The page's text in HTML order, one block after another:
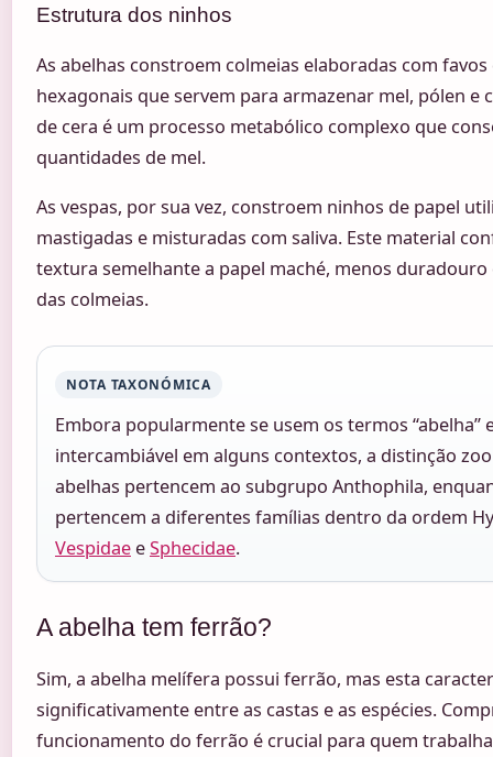
Estrutura dos ninhos
As abelhas constroem colmeias elaboradas com
hexagonais que servem para armazenar mel, pólen e
de cera é um processo metabólico complexo que
quantidades de mel.
As vespas, por sua vez, constroem ninhos de papel
mastigadas e misturadas com saliva. Este material
textura semelhante a papel maché, menos duradouro
das colmeias.
NOTA TAXONÓMICA
Embora popularmente se usem os termos “abelha”
intercambiável em alguns contextos, a distinção
abelhas pertencem ao subgrupo Anthophila,
pertencem a diferentes famílias dentro da ordem
Vespidae eSphecidae.
A abelha tem ferrão?
Sim, a abelha melífera possui ferrão, mas esta
significativamente entre as castas e as espécies.
funcionamento do ferrão é crucial para quem